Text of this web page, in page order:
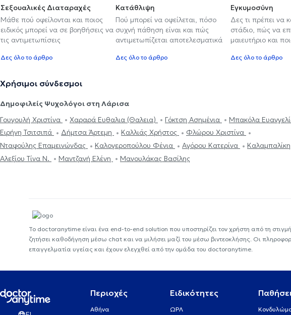
Σεξουαλικές Διαταραχές
Μάθε πού οφείλονται και ποιος
ειδικός μπορεί να σε βοηθήσεις να
τις αντιμετωπίσεις
Δες όλο το άρθρο
Κατάθλιψη
Πού μπορεί να οφείλεται, πόσο
συχνή πάθηση είναι και πώς
αντιμετωπίζεται αποτελεσματικά
Δες όλο το άρθρο
Εγκυμοσύνη
Δες τι πρέπει να
στάδιο, πώς να
μαιευτήριο και
Δες όλο το άρθρο
Χρήσιμοι σύνδεσμοι
Δημοφιλείς Ψυχολόγοι στη Λάρισα
Γουγουλή Χριστίνα
Χαραρά Ευθαλια (Θαλεια) Γόκτση Ασημένια
Μπακόλα
Ειρήνη Τσιτσιπά
Δήμτσα Άρτεμη Καλλιάς Χρήστος
Φλώρου Χριστίνα
Νταφούλης Επαμεινώνδας
Καλογεροπούλου Φένια Αγόρου Κατερίνα
Αλεξίου Τίνα N.
Μαντζανή Ελένη Μανουλάκας Βασίλης
Το doctoranytime είναι ένα end-to-end solution που υποστηρίζει τον χρήστη από τη
ζητήσει καθοδήγηση μέσω chat και να μιλήσει μαζί του μέσω βιντεοκλήσης. Οι
επαγγελματία υγείας και έχουν ελεγχθεί από την ομάδα του doctoranytime.
Περιοχές
Αθήνα
Ειδικότητες
ΩΡΛ